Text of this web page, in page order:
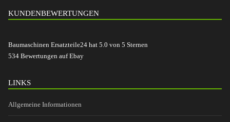
KUNDENBEWERTUNGEN
Baumaschinen Ersatzteile24 hat 5.0 von 5 Sternen
534 Bewertungen auf Ebay
LINKS
Allgemeine Informationen